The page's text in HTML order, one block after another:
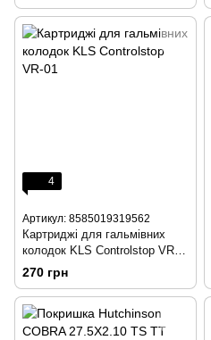
4
Артикул: 8585019319562
Картриджі для гальмівних
колодок KLS Controlstop VR-
01
270 грн